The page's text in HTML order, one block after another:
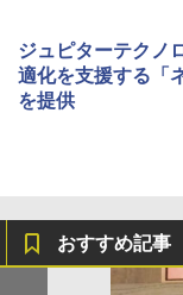
ジュピターテクノ
適化を支援する「
を提供
おすすめ記事